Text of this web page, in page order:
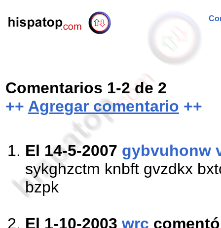
Comentarios 1-2 de 2
++ Agregar comentario ++
El 14-5-2007 gybvuhonw
sykghzctm knbft gvzdkx
bzpk
El 1-10-2003 wrc comentó